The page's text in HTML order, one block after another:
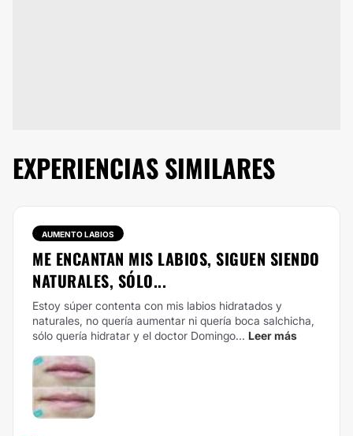
EXPERIENCIAS SIMILARES
AUMENTO LABIOS
ME ENCANTAN MIS LABIOS, SIGUEN SIENDO
NATURALES, SÓLO...
Estoy súper contenta con mis labios hidratados y
naturales, no quería aumentar ni quería boca salchicha,
sólo quería hidratar y el doctor Domingo... Leer más